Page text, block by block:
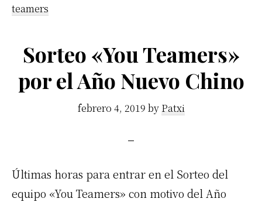
teamers
Sorteo «You Teamers»
por el Año Nuevo Chino
febrero 4, 2019 by Patxi
Últimas horas para entrar en el Sorteo del
equipo «You Teamers» con motivo del Año